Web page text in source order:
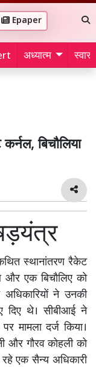
Epaper
अध्यात्म
बिचौलिया
स्थानांतरण रैकेट
एक बिचौलिए को
ने उनकी
दिए थे। सीबीआई ने
मामला दर्ज किया।
और गौरव कोहली को
एक सैन्य अधिकारी